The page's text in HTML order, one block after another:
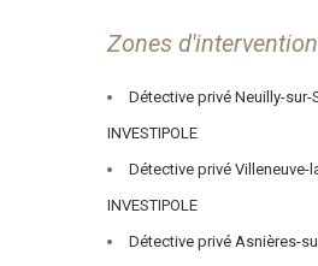
Zones d'intervention
Détective privé Neuilly-sur-
INVESTIPOLE
Détective privé Villeneuve-
INVESTIPOLE
Détective privé Asnières-